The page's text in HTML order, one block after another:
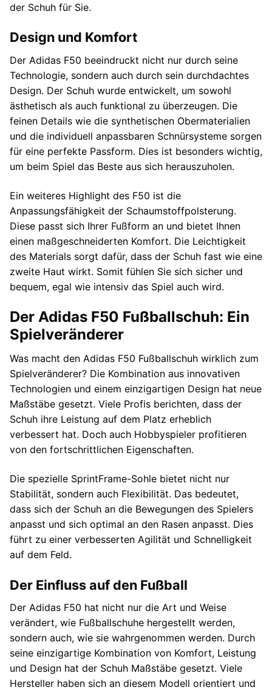
der Schuh für Sie.
Design und Komfort
Der Adidas F50 beeindruckt nicht nur durch seine
Technologie, sondern auch durch sein durchdachtes
Design. Der Schuh wurde entwickelt, um sowohl
ästhetisch als auch funktional zu überzeugen. Die
feinen Details wie die synthetischen Obermaterialien
und die individuell anpassbaren Schnürsysteme sorgen
für eine perfekte Passform. Dies ist besonders wichtig,
um beim Spiel das Beste aus sich herauszuholen.
Ein weiteres Highlight des F50 ist die
Anpassungsfähigkeit der Schaumstoffpolsterung.
Diese passt sich Ihrer Fußform an und bietet Ihnen
einen maßgeschneiderten Komfort. Die Leichtigkeit
des Materials sorgt dafür, dass der Schuh fast wie eine
zweite Haut wirkt. Somit fühlen Sie sich sicher und
bequem, egal wie intensiv das Spiel auch wird.
Der Adidas F50 Fußballschuh: Ein
Spielveränderer
Was macht den Adidas F50 Fußballschuh wirklich zum
Spielveränderer? Die Kombination aus innovativen
Technologien und einem einzigartigen Design hat neue
Maßstäbe gesetzt. Viele Profis berichten, dass der
Schuh ihre Leistung auf dem Platz erheblich
verbessert hat. Doch auch Hobbyspieler profitieren
von den fortschrittlichen Eigenschaften.
Die spezielle SprintFrame-Sohle bietet nicht nur
Stabilität, sondern auch Flexibilität. Das bedeutet,
dass sich der Schuh an die Bewegungen des Spielers
anpasst und sich optimal an den Rasen anpasst. Dies
führt zu einer verbesserten Agilität und Schnelligkeit
auf dem Feld.
Der Einfluss auf den Fußball
Der Adidas F50 hat nicht nur die Art und Weise
verändert, wie Fußballschuhe hergestellt werden,
sondern auch, wie sie wahrgenommen werden. Durch
seine einzigartige Kombination von Komfort, Leistung
und Design hat der Schuh Maßstäbe gesetzt. Viele
Hersteller haben sich an diesem Modell orientiert und